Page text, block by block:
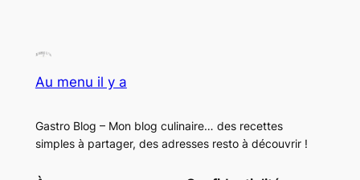
Au menu il y a
Gastro Blog – Mon blog culinaire… des recettes
simples à partager, des adresses resto à découvrir !